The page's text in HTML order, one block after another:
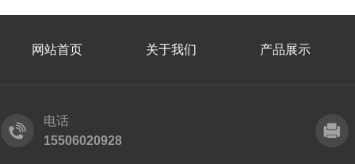
网站首页 关于我们 产品展示
电话
15506020928